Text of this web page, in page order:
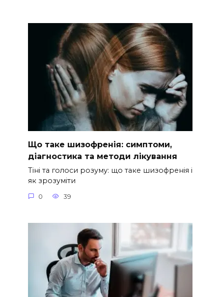
Що таке шизофренія: симптоми,
діагностика та методи лікування
Тіні та голоси розуму: що таке шизофренія і
як зрозуміти
0 39